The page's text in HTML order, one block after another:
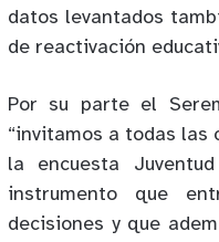
datos levantados
de reactivación
Por su parte el
“invitamos a todas las
la encuesta
instrumento que
decisiones y que